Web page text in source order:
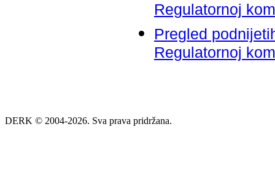
Regulatornoj
Pregled
Regulatornoj
DERK © 2004-2026. Sva prava pridržana.